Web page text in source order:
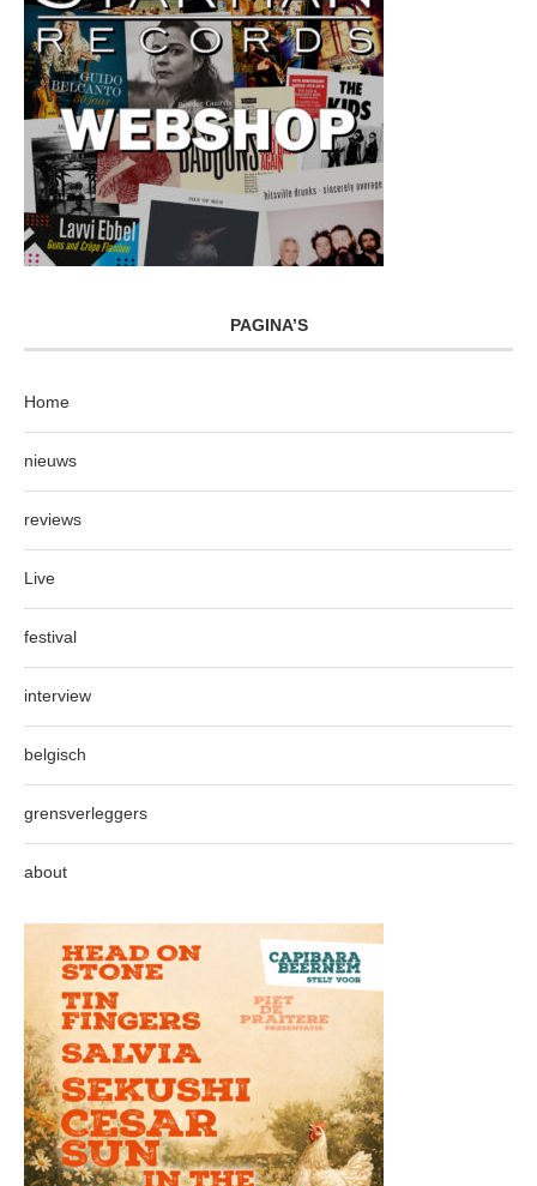
PAGINA’S
Home
nieuws
reviews
Live
festival
interview
belgisch
grensverleggers
about